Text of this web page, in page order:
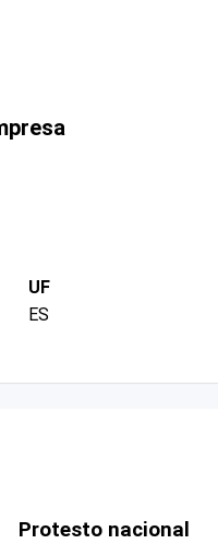
UF
ES
Protesto nacional